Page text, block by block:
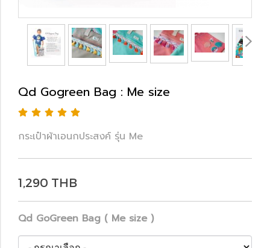
Qd Gogreen Bag : Me size
กระเป๋าผ้าเอนกประสงค์ รุ่น Me
1,290 THB
Qd GoGreen Bag ( Me size )